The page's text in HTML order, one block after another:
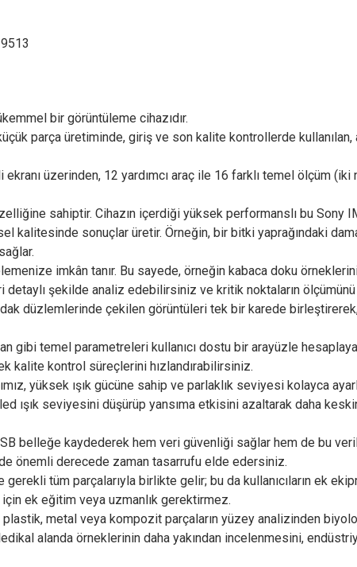
bir görüntüleme cihazıdır.
parça üretiminde, giriş ve son kalite kontrollerde kullanılan,
üzerinden, 12 yardımcı araç ile 16 farklı temel ölçüm (iki
sahiptir. Cihazın içerdiği yüksek performanslı bu Sony
kalitesinde sonuçlar üretir. Örneğin, bir bitki yaprağındaki
imkân tanır. Bu sayede, örneğin kabaca doku
detaylı şekilde analiz edebilirsiniz ve kritik noktaların
düzlemlerinde çekilen görüntüleri tek bir karede
gibi temel parametreleri kullanıcı dostu bir arayüzle
kalite kontrol süreçlerini hızlandırabilirsiniz.
yüksek ışık gücüne sahip ve parlaklık seviyesi kolayca
ışık seviyesini düşürüp yansıma etkisini azaltarak daha
belleğe kaydederek hem veri güvenliği sağlar hem de bu
önemli derecede zaman tasarrufu elde edersiniz.
tüm parçalarıyla birlikte gelir; bu da kullanıcıların ek
ek eğitim veya uzmanlık gerektirmez.
metal veya kompozit parçaların yüzey analizinden
alanda örneklerinin daha yakından incelenmesini,